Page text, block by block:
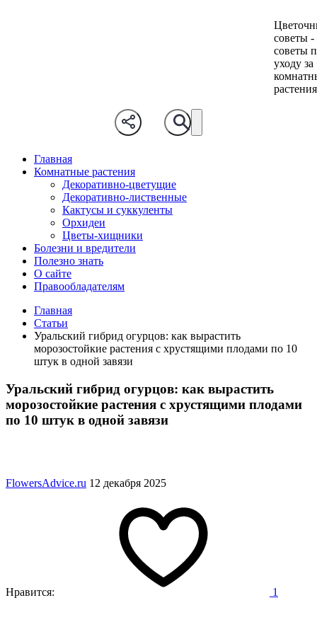
советы -
советы
уходу за
Главная
Комнатные растения
Декоративно-цветущие
Декоративно-лиственные
Кактусы и суккуленты
Орхидеи
Цветы-хищники
Болезни и вредители
Полезно знать
О сайте
Правообладателям
Главная
Статьи
Уральский гибрид огурцов: как вырастить
морозостойкие растения с хрустящими плодами по 10
штук в одной завязи
Уральский гибрид огурцов: как вырастить
морозостойкие растения с хрустящими плодами
по 10 штук в одной завязи
FlowersAdvice.ru 12 декабря 2025
Нравится: 1